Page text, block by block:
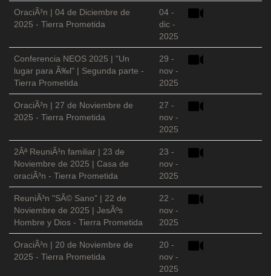
OraciÃ³n | 04 de Diciembre de
2025 - Tierra Prometida
04 -
dic -
2025
Conferencia NEOS 2025 | "Un
lugar para Ã‰l" | Segunda parte -
Tierra Prometida
29 -
nov -
2025
OraciÃ³n | 27 de Noviembre de
2025 - Tierra Prometida
27 -
nov -
2025
2Âª ReuniÃ³n familiar | 23 de
Noviembre de 2025 | Casa de
oraciÃ³n - Tierra Prometida
23 -
nov -
2025
ReuniÃ³n "SÃ© Sano" | 22 de
Noviembre de 2025 | JesÃºs
Hombre y Dios - Tierra Prometida
22 -
nov -
2025
OraciÃ³n | 20 de Noviembre de
2025 - Tierra Prometida
20 -
nov -
2025